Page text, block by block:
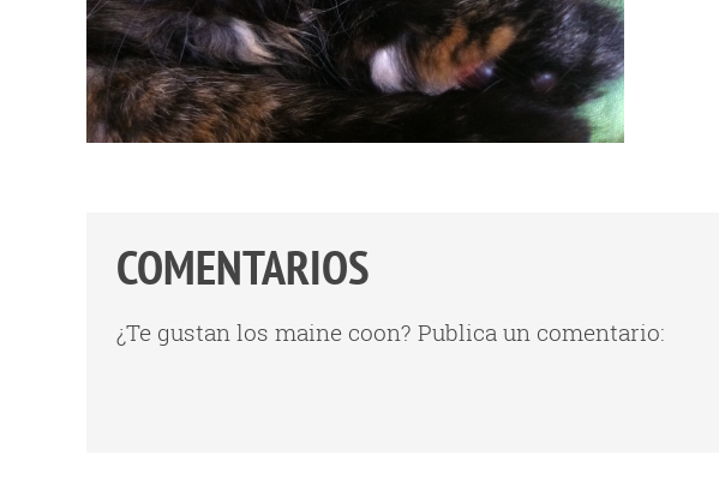
COMENTARIOS
¿Te gustan los maine coon? Publica un comentario: